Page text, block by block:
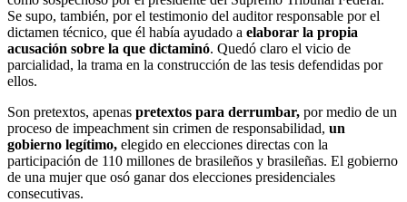
Se supo, también, por el testimonio del auditor responsable por el
dictamen técnico, que él había ayudado a elaborar la propia
acusación sobre la que dictaminó. Quedó claro el vicio de
parcialidad, la trama en la construcción de las tesis defendidas por
ellos.
Son pretextos, apenas pretextos para derrumbar, por medio de un
proceso de impeachment sin crimen de responsabilidad, un
gobierno legítimo, elegido en elecciones directas con la
participación de 110 millones de brasileños y brasileñas. El gobierno
de una mujer que osó ganar dos elecciones presidenciales
consecutivas.